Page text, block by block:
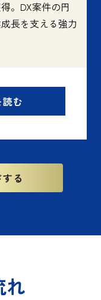
。DX案件の円
長を支える強力
む
る
れ